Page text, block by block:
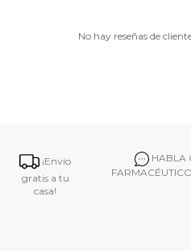
No hay reseñas de
¡Envío
gratis a tu
casa!
HABLA